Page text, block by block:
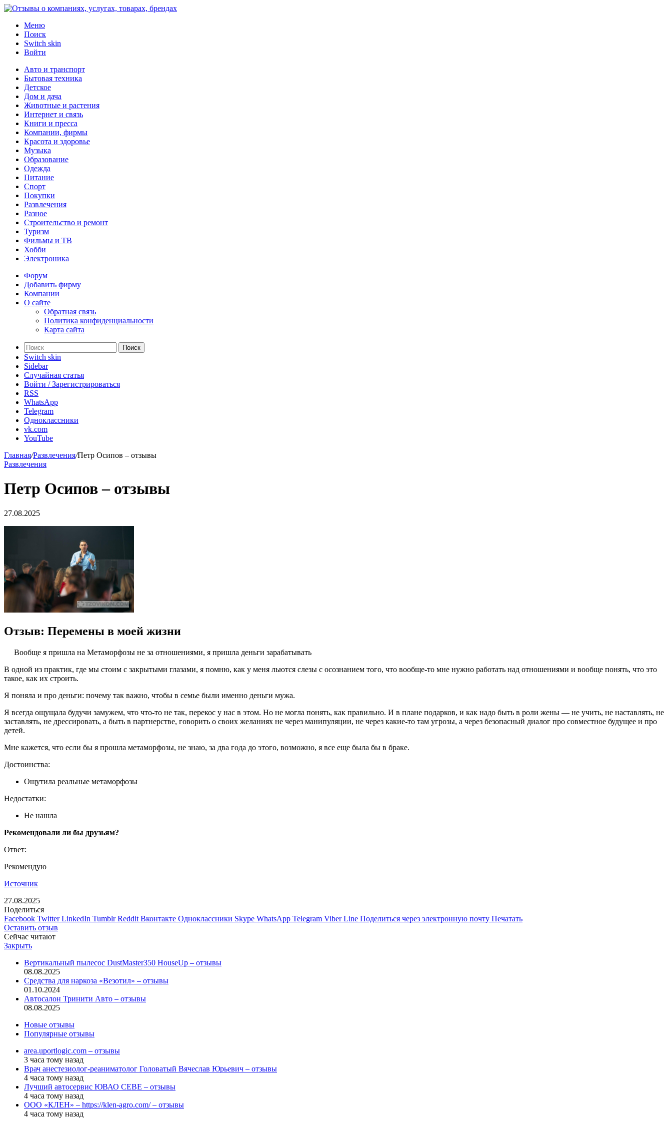
Меню
Поиск
Switch skin
Войти
Авто и транспорт
Бытовая техника
Детское
Дом и дача
Животные и растения
Интернет и связь
Книги и пресса
Компании, фирмы
Красота и здоровье
Музыка
Образование
Одежда
Питание
Спорт
Покупки
Развлечения
Разное
Строительство и ремонт
Туризм
Фильмы и ТВ
Хобби
Электроника
Форум
Добавить фирму
Компании
О сайте
Обратная связь
Политика конфиденциальности
Карта сайта
Поиск
Switch skin
Sidebar
Случайная статья
Войти / Зарегистрироваться
RSS
WhatsApp
Telegram
Одноклассники
vk.com
YouTube
Главная/Развлечения/Петр Осипов – отзывы
Развлечения
Петр Осипов – отзывы
27.08.2025
Отзыв: Перемены в моей жизни
Вообще я пришла на Метаморфозы не за отношениями, я пришла деньги зарабатывать
В одной из практик, где мы стоим с закрытыми глазами, я помню, как у меня льются слезы с осознанием того, что вообще-то мне нужно работать над отношениями и вообще понять, что это
такое, как их строить.
Я поняла и про деньги: почему так важно, чтобы в семье были именно деньги мужа.
Я всегда ощущала будучи замужем, что что-то не так, перекос у нас в этом. Но не могла понять, как правильно. И в плане подарков, и как надо быть в роли жены — не учить, не наставлять, не
заставлять, не дрессировать, а быть в партнерстве, говорить о своих желаниях не через манипуляции, не через какие-то там угрозы, а через безопасный диалог про совместное будущее и про
детей.
Мне кажется, что если бы я прошла метаморфозы, не знаю, за два года до этого, возможно, я все еще была бы в браке.
Достоинства:
Ощутила реальные метаморфозы
Недостатки:
Не нашла
Рекомендовали ли бы друзьям?
Ответ:
Рекомендую
Источник
27.08.2025
Поделиться
Facebook Twitter LinkedIn Tumblr Reddit Вконтакте Одноклассники Skype WhatsApp Telegram Viber Line Поделиться через электронную почту Печатать
Оставить отзыв
Сейчас читают
Закрыть
Вертикальный пылесос DustMaster350 HouseUp – отзывы
08.08.2025
Средства для наркоза «Везотил» – отзывы
01.10.2024
Автосалон Тринити Авто – отзывы
08.08.2025
Новые отзывы
Популярные отзывы
area.uportlogic.com – отзывы
3 часа тому назад
Врач анестезиолог-реаниматолог Головатый Вячеслав Юрьевич – отзывы
4 часа тому назад
Лучший автосервис ЮВАО CEBE – отзывы
4 часа тому назад
ООО «КЛЕН» – https://klen-agro.com/ – отзывы
4 часа тому назад